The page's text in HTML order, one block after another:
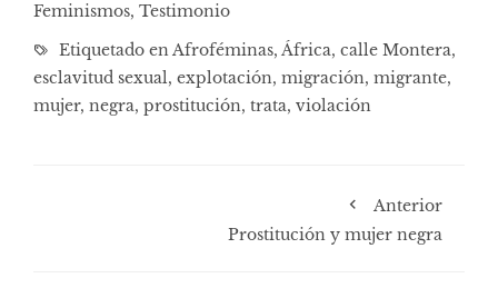
Feminismos, Testimonio
Etiquetado enAfroféminas, África, calle Montera,
esclavitud sexual, explotación, migración, migrante,
mujer, negra, prostitución, trata, violación
Anterior
Prostitución y mujer negra